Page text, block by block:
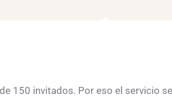
150 invitados. Por eso el servicio